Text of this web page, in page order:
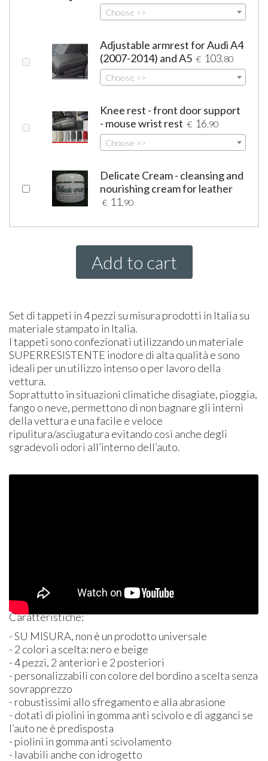
Choose >>
Adjustable armrest for Audi A4
(2007-2014) and A5 € 103 ,80
Choose >>
Knee rest - front door support
- mouse wrist rest € 16 ,90
Choose >>
Delicate Cream - cleansing and
nourishing cream for leather
€ 11 ,90
Add to cart
Set di tappeti in 4 pezzi su misura prodotti in Italia su
materiale stampato in Italia.
I tappeti sono confezionati utilizzando un materiale
SUPERRESISTENTE inodore di alta qualità e sono
ideali per un utilizzo intenso o per lavoro della
vettura.
Soprattutto in situazioni climatiche disagiate, pioggia,
fango o neve, permettono di non bagnare gli interni
della vettura e una facile e veloce
ripulitura/asciugatura evitando così anche degli
sgradevoli odori all’interno dell’auto.
Caratteristiche:
- SU MISURA, non è un prodotto universale
- 2 colori a scelta: nero e beige
- 4 pezzi, 2 anteriori e 2 posteriori
- personalizzabili con colore del bordino a scelta senza
sovrapprezzo
- robustissimi allo sfregamento e alla abrasione
- dotati di piolini in gomma anti scivolo e di agganci se
l’auto ne è predisposta
- piolini in gomma anti scivolamento
- lavabili anche con idrogetto